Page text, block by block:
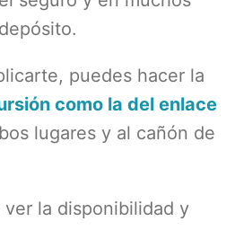
puedes hacer la
como la del enlace
lugares y al cañón de
la disponibilidad y